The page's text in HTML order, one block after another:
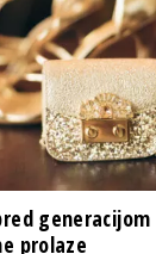
generacijom
prolaze